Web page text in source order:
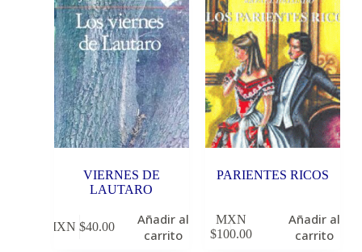
VIERNES DE
LAUTARO
MXN $40.00
Añadir al
carrito
PARIENTES RICOS
MXN
$100.00
Añadir al
carrito